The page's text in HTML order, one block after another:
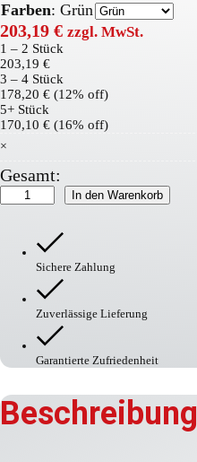
Farben: Grün
203,19 € zzgl. MwSt.
1 – 2 Stück
203,19 €
3 – 4 Stück
178,20 € (12% off)
5+ Stück
170,10 € (16% off)
×
Gesamt:
Bodenmarkierfarbe
Traffic
In den Warenkorb
Sichere Zahlung
Zuverlässige Lieferung
Garantierte Zufriedenheit
Beschreibung